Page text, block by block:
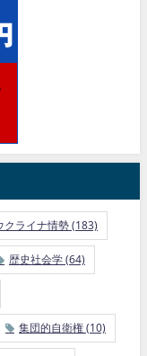
クライナ情勢(183)
歴史社会学(64)
集団的自衛権(10)